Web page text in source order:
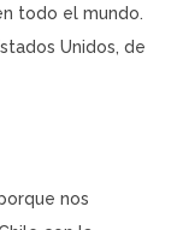
todo el mundo.
Unidos, de
nos